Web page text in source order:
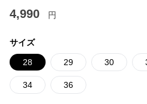
4,990 円
サイズ
28 29 30
34 36